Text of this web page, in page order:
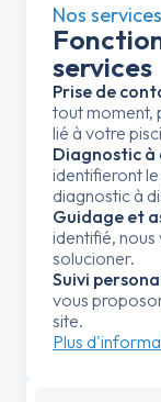
Nos services
services
Prise de
tout moment,
lié à votre
Diagnostic à
identifieront
diagnostic à
Guidage et
identifié, nous
solucioner.
Suivi
vous
site.
Plus